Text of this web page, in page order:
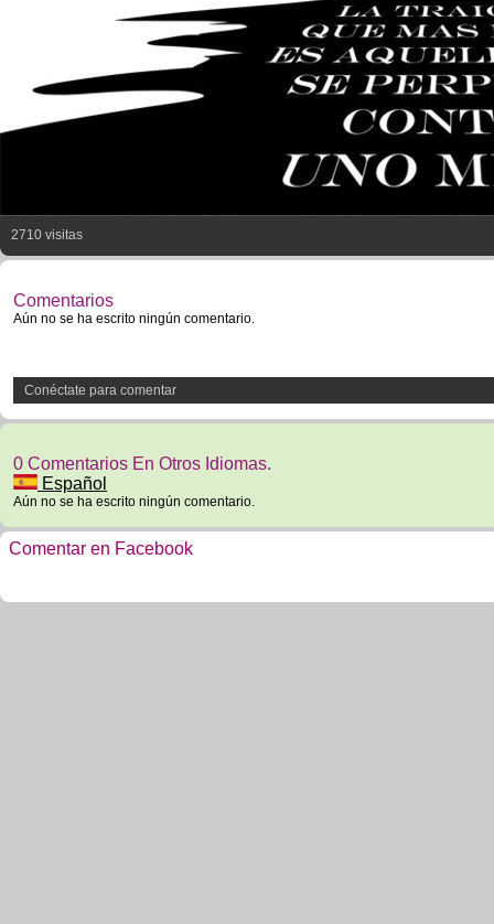
2710 visitas
Comentarios
Aún no se ha escrito ningún comentario.
Conéctate para comentar
0 Comentarios En Otros Idiomas.
Español
Aún no se ha escrito ningún comentario.
Comentar en Facebook